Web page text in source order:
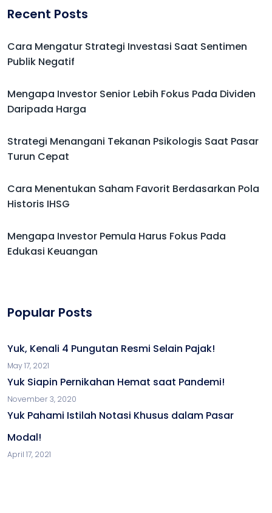
Recent Posts
Cara Mengatur Strategi Investasi Saat Sentimen
Publik Negatif
Mengapa Investor Senior Lebih Fokus Pada Dividen
Daripada Harga
Strategi Menangani Tekanan Psikologis Saat Pasar
Turun Cepat
Cara Menentukan Saham Favorit Berdasarkan Pola
Historis IHSG
Mengapa Investor Pemula Harus Fokus Pada
Edukasi Keuangan
Popular Posts
Yuk, Kenali 4 Pungutan Resmi Selain Pajak!
May 17, 2021
Yuk Siapin Pernikahan Hemat saat Pandemi!
November 3, 2020
Yuk Pahami Istilah Notasi Khusus dalam Pasar
Modal!
April 17, 2021